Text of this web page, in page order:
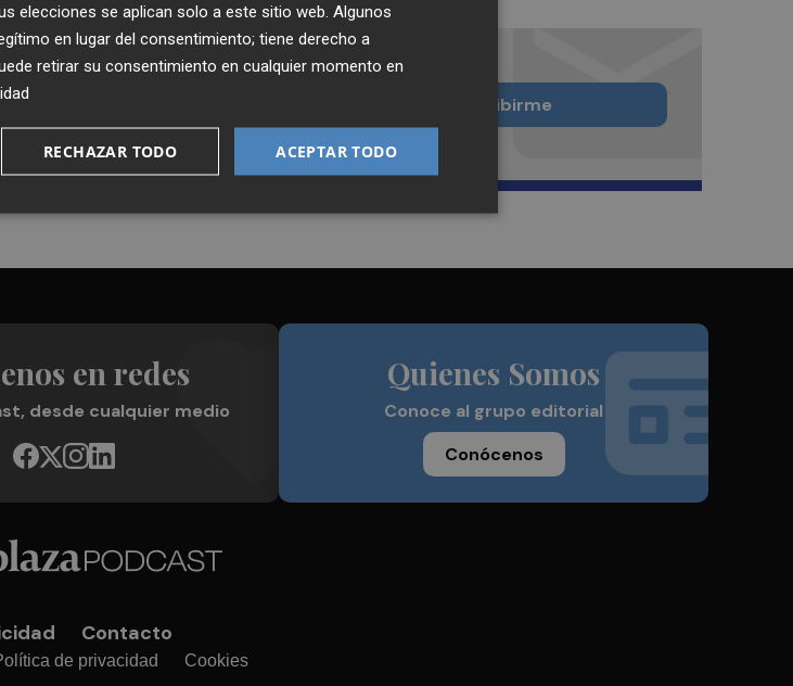
la actualidad de
en tu correo
Quiero suscribirme
en redes
desde cualquier medio
Quienes Somos
Conoce al grupo editorial
Conócenos
Contacto
de privacidad Cookies
elecciones se aplican solo a este sitio web. Algunos
en lugar del consentimiento; tiene derecho a
retirar su consentimiento en cualquier momento en
ACEPTAR TODO
RECHAZAR TODO